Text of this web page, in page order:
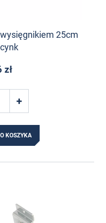
25cm
zł
KOSZYKA